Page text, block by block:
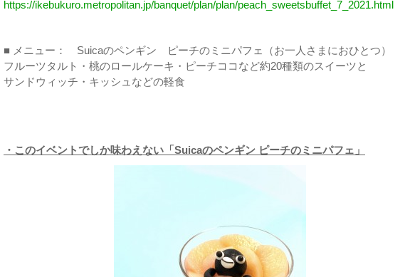
https://ikebukuro.metropolitan.jp/banquet/plan/plan/peach_sweetsbuffet_7_2021.html
■ メニュー： Suicaのペンギン ピーチのミニパフェ（お一人さまにおひとつ）
フルーツタルト・桃のロールケーキ・ピーチココなど約20種類のスイーツと
サンドウィッチ・キッシュなどの軽食
・このイベントでしか味わえない「Suicaのペンギン ピーチのミニパフェ」